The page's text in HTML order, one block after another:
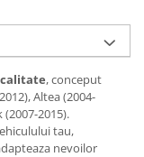
, conceput
Altea (2004-
(2007-2015).
tau,
nevoilor